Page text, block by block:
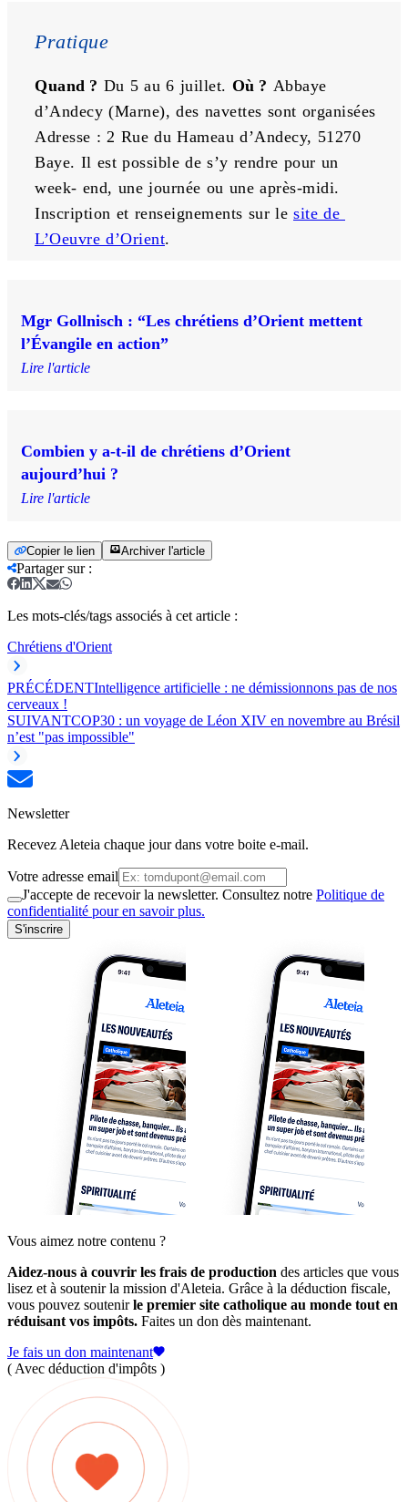
Pratique
Quand ? Du 5 au 6 juillet. Où ? Abbaye
d’Andecy (Marne), des navettes sont organisées
Adresse : 2 Rue du Hameau d’Andecy, 51270
Baye. Il est possible de s’y rendre pour un
week- end, une journée ou une après-midi.
Inscription et renseignements sur le site de
L’Oeuvre d’Orient.
Mgr Gollnisch : “Les chrétiens d’Orient mettent
l’Évangile en action”
Lire l'article
Combien y a-t-il de chrétiens d’Orient
aujourd’hui ?
Lire l'article
Copier le lien Archiver l'article
Partager sur:
Les mots-clés/tags associés à cet article :
Chrétiens d'Orient
PRÉCÉDENTIntelligence artificielle : ne démissionnons pas de nos
cerveaux !
SUIVANTCOP30 : un voyage de Léon XIV en novembre au Brésil
n’est "pas impossible"
Newsletter
Recevez Aleteia chaque jour dans votre boite e-mail.
Votre adresse email
J'accepte de recevoir la newsletter. Consultez notre Politique de
confidentialité pour en savoir plus.
S'inscrire
Vous aimez notre contenu ?
Aidez-nous à couvrir les frais de production des articles que vous
lisez et à soutenir la mission d'Aleteia. Grâce à la déduction fiscale,
vous pouvez soutenirle premier site catholique au monde tout en
réduisant vos impôts. Faites un don dès maintenant.
Je fais un don maintenant
( Avec déduction d'impôts )